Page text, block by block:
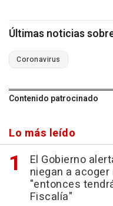
Últimas noticias
Coronavirus
Contenido patrocinado
Lo más leído
El Gobierno
niegan a
"entonces
Fiscalía"